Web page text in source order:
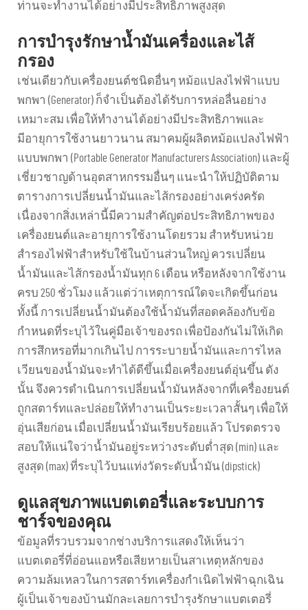
ท่านจะทำงานได้อย่างมีประสิทธิภาพสูงสุด
การบำรุงรักษาน้ำมันเครื่องและไส้
กรอง
เช่นเดียวกับเครื่องยนต์ชนิดอื่นๆ หม้อแปลงไฟฟ้าแบบ
พกพา (Generator) ก็จำเป็นต้องได้รับการหล่อลื่นอย่าง
เหมาะสม เพื่อให้ทำงานได้อย่างมีประสิทธิภาพและ
มีอายุการใช้งานยาวนาน สมาคมผู้ผลิตหม้อแปลงไฟฟ้า
แบบพกพา (Portable Generator Manufacturers Association) และผู้
เชี่ยวชาญด้านอุตสาหกรรมอื่นๆ แนะนำให้ปฏิบัติตาม
ตารางการเปลี่ยนน้ำมันและไส้กรองอย่างเคร่งครัด
เนื่องจากสิ่งเหล่านี้มีความสำคัญต่อประสิทธิภาพของ
เครื่องยนต์และอายุการใช้งานโดยรวม สำหรับหน่วย
สำรองไฟฟ้าสำหรับใช้ในบ้านส่วนใหญ่ ควรเปลี่ยน
น้ำมันและไส้กรองน้ำมันทุก 6 เดือน หรือหลังจากใช้งาน
ครบ 250 ชั่วโมง แล้วแต่ว่าเหตุการณ์ใดจะเกิดขึ้นก่อน
ทั้งนี้ การเปลี่ยนน้ำมันต้องใช้น้ำมันที่สอดคล้องกับข้อ
กำหนดที่ระบุไว้ในคู่มือเจ้าของรถ เพื่อป้องกันไม่ให้เกิด
การสึกหรอที่มากเกินไป การระบายน้ำมันและการไหล
เวียนของน้ำมันจะทำได้ดีขึ้นเมื่อเครื่องยนต์อุ่นขึ้น ดัง
นั้น จึงควรดำเนินการเปลี่ยนน้ำมันหลังจากที่เครื่องยนต์
ถูกสตาร์ทและปล่อยให้ทำงานเป็นระยะเวลาสั้นๆ เพื่อให้
อุ่นเสียก่อน เมื่อเปลี่ยนน้ำมันเรียบร้อยแล้ว โปรดตรวจ
สอบให้แน่ใจว่าน้ำมันอยู่ระหว่างระดับต่ำสุด (min) และ
สูงสุด (max) ที่ระบุไว้บนแท่งวัดระดับน้ำมัน (dipstick)
ดูแลสุขภาพแบตเตอรี่และระบบการ
ชาร์จของคุณ
ข้อมูลที่รวบรวมจากช่างบริการแสดงให้เห็นว่า
แบตเตอรี่ที่อ่อนแอหรือเสียหายเป็นสาเหตุหลักของ
ความล้มเหลวในการสตาร์ทเครื่องกำเนิดไฟฟ้าฉุกเฉิน
ผู้เป็นเจ้าของบ้านมักละเลยการบำรุงรักษาแบตเตอรี่